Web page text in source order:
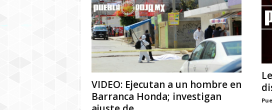
VIDEO: Ejecutan a un hombre en
Barranca Honda; investigan